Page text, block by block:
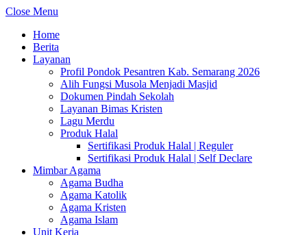
Close Menu
Home
Berita
Layanan
Profil Pondok Pesantren Kab. Semarang 2026
Alih Fungsi Musola Menjadi Masjid
Dokumen Pindah Sekolah
Layanan Bimas Kristen
Lagu Merdu
Produk Halal
Sertifikasi Produk Halal | Reguler
Sertifikasi Produk Halal | Self Declare
Mimbar Agama
Agama Budha
Agama Katolik
Agama Kristen
Agama Islam
Unit Kerja